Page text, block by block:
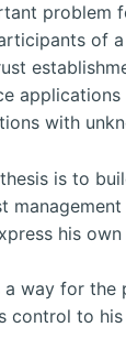
problem
of
applications
with
is to
his
a way for the
control to